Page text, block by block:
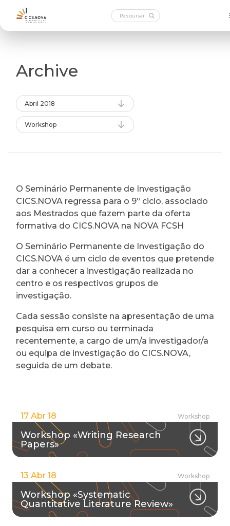
Archive
Abril 2018
Workshop
O Seminário Permanente de Investigação
CICS.NOVA regressa para o 9º ciclo, associado
aos Mestrados que fazem parte da oferta
formativa do CICS.NOVA na NOVA FCSH
O Seminário Permanente de Investigação do
CICS.NOVA é um ciclo de eventos que pretende
dar a conhecer a investigação realizada no
centro e os respectivos grupos de
investigação.
Cada sessão consiste na apresentação de uma
pesquisa em curso ou terminada
recentemente, a cargo de um/a investigador/a
ou equipa de investigação do CICS.NOVA,
seguida de um debate.
17 Abr 18 Workshop
Workshop «Writing Research
Papers»
13 Abr 18 Workshop
Workshop «Systematic
Quantitative Literature Review»